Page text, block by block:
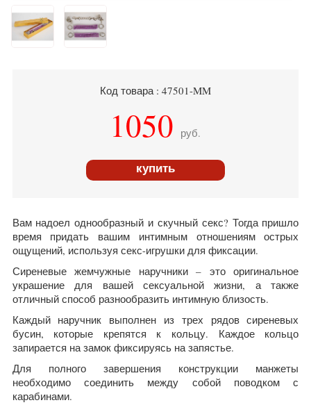
Код товара : 47501-MM
1050 руб.
купить
Вам надоел однообразный и скучный секс? Тогда пришло
время придать вашим интимным отношениям острых
ощущений, используя секс-игрушки для фиксации.
Сиреневые жемчужные наручники – это оригинальное
украшение для вашей сексуальной жизни, а также
отличный способ разнообразить интимную близость.
Каждый наручник выполнен из трех рядов сиреневых
бусин, которые крепятся к кольцу. Каждое кольцо
запирается на замок фиксируясь на запястье.
Для полного завершения конструкции манжеты
необходимо соединить между собой поводком с
карабинами.